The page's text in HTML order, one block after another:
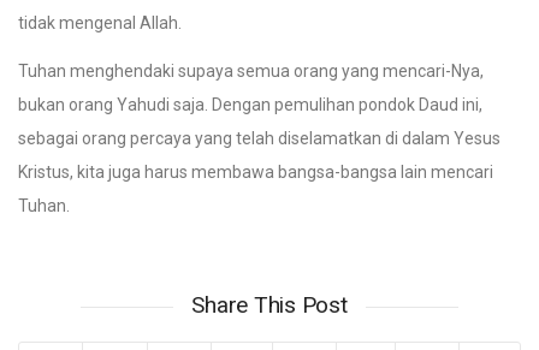
tidak mengenal Allah.
Tuhan menghendaki supaya semua orang yang mencari-Nya,
bukan orang Yahudi saja. Dengan pemulihan pondok Daud ini,
sebagai orang percaya yang telah diselamatkan di dalam Yesus
Kristus, kita juga harus membawa bangsa-bangsa lain mencari
Tuhan.
Share This Post